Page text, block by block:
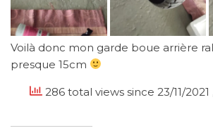
Voilà donc mon garde boue arrière
presque 15cm
286 total views since 23/11/2021